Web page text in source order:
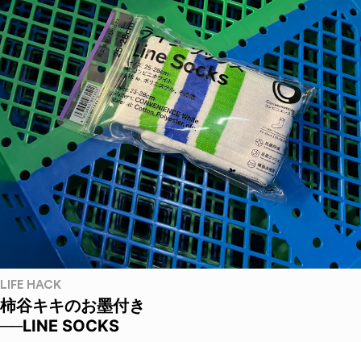
LIFE HACK
柿谷キキのお墨付き
──LINE SOCKS